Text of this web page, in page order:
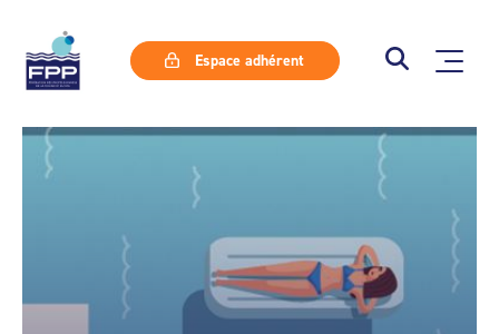
Espace adhérent